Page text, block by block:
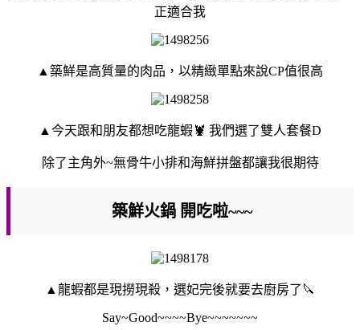
正適合我
▲築鮮是高質量的肉品，以精緻單點來說CP值很高
▲今天跟和朋友都想吃龍蝦🦞 我們選了雙人套餐D
除了主角外~無骨牛小排和海鮮拼盤都讓我很期待
築鮮火鍋 開吃啦~~~
▲龍蝦都是現撈現殺，選妃完後就要去廚房了🔪
Say~Good~~~~Bye~~~~~~~